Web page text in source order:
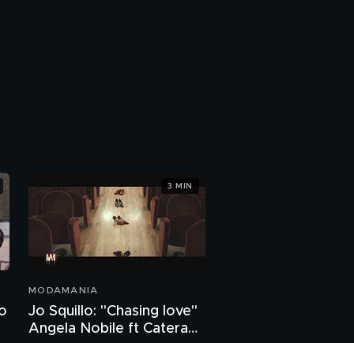
MODAMANIA
Jo Squillo: "Chasing love"
Angela Nobile ft Catera
3 MIN